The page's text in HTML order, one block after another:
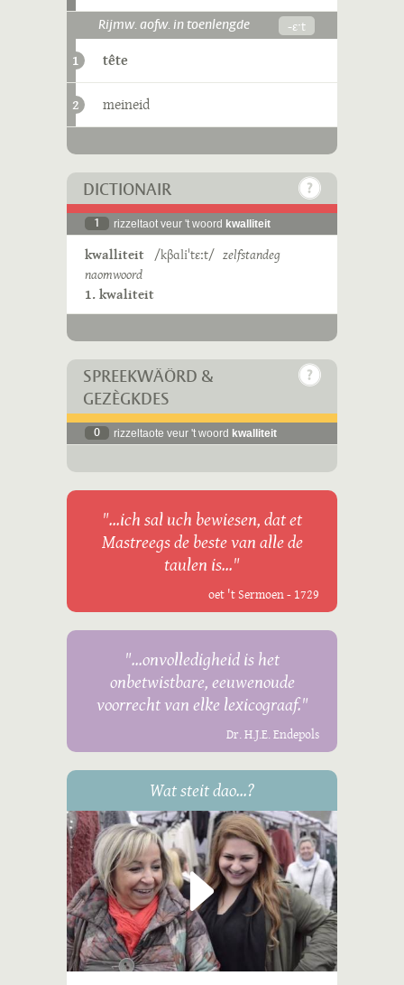
Rijmw. aofw. in toenlengde -ɛˑt
1 tête
2 meineid
DICTIONAIR
1 rizzeltaot veur 't woord kwalliteit
kwalliteit /kβɑliˈtɛːt/ zelfstandeg
naomwoord
1. kwaliteit
SPREEKWÄÖRD &
GEZÈGKDES
0 rizzeltaote veur 't woord kwalliteit
"...ich sal uch bewiesen, dat et
Mastreegs de beste van alle de
taulen is..."
oet 't Sermoen - 1729
"...onvolledigheid is het
onbetwistbare, eeuwenoude
voorrecht van elke lexicograaf."
Dr. H.J.E. Endepols
Wat steit dao...?